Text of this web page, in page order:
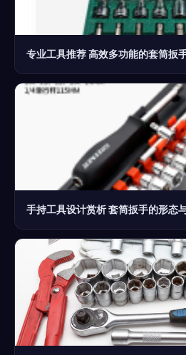
专业工具推荐 高效多功能的套筒扳
手持工具设计赏析 套筒扳手的形态